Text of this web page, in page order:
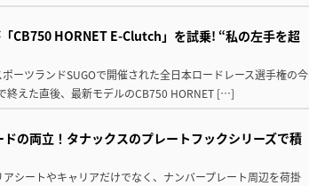
CB750 HORNET E-Clutch」を試乗! “私の左手を超
ーツランドSUGOで開催された全日本ロードレース選手権の今
終えた直後、最新モデルのCB750 HORNET […]
ドの両立！タナックスのプレートフックシリーズで積
シートやキャリアだけでなく、ナンバープレート周辺を荷掛